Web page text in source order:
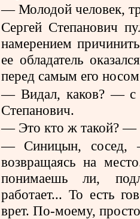
— Молодой человек,
Сергей Степанович
намерением
ее обладатель
перед самым его
— Видал, каков? — с
Степанович.
— Это кто ж такой? —
— Синицын, сосед,
возвращаясь на
понимаешь ли,
работает... То есть
врет. По-моему,